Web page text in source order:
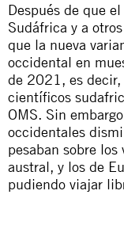
Después de que
Sudáfrica y a
que la nueva
occidental en
de 2021, es decir,
científicos
OMS. Sin
occidentales
pesaban sobre
austral, y los de
pudiendo viajar